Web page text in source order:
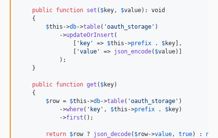
public function set ( $key , $value): void
    {
$this ->db->table( 'oauth_storage ' )
            ->
updateOrInsert (
                [
' key ' => $this ->prefix . $key],
                [
'value ' => json_encode( $value)]
            );
    }
public function get ( $key)
    {
$row = $this ->db->table( 'oauth_storage ' )
            ->
where( ' key ' , $this ->prefix . $key)
            ->
first ();
return $row ? json_decode( $row->value , true) :